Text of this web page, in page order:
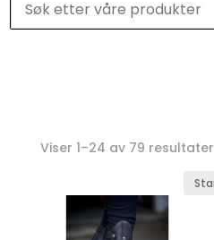
Viser 1–24 av 79 resultater